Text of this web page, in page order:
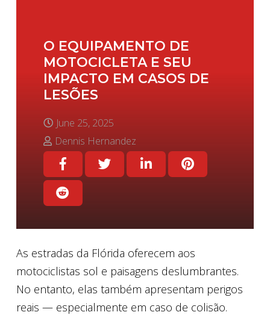
O EQUIPAMENTO DE
MOTOCICLETA E SEU
IMPACTO EM CASOS DE
LESÕES
June 25, 2025
Dennis Hernandez
As estradas da Flórida oferecem aos
motociclistas sol e paisagens deslumbrantes.
No entanto, elas também apresentam perigos
reais — especialmente em caso de colisão.